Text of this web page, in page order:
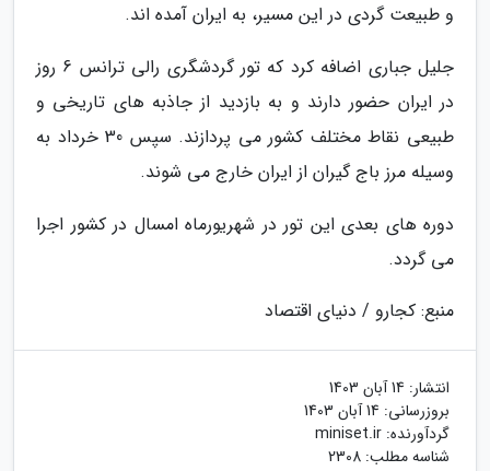
و طبیعت گردی در این مسیر، به ایران آمده اند.
جلیل جباری اضافه کرد که تور گردشگری رالی ترانس 6 روز
در ایران حضور دارند و به بازدید از جاذبه های تاریخی و
طبیعی نقاط مختلف کشور می پردازند. سپس 30 خرداد به
وسیله مرز باج گیران از ایران خارج می شوند.
دوره های بعدی این تور در شهریورماه امسال در کشور اجرا
می گردد.
منبع: کجارو / دنیای اقتصاد
انتشار: 14 آبان 1403
بروزرسانی: 14 آبان 1403
گردآورنده: miniset.ir
شناسه مطلب: 2308